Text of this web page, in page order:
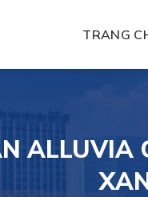
TRANG
ALLUVIA